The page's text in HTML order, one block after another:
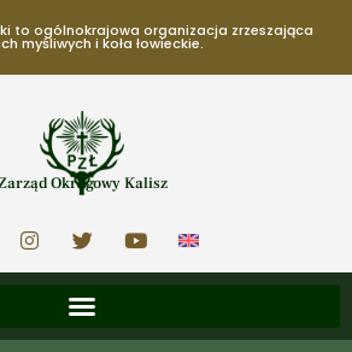
to ogólnokrajowa organizacja zrzeszająca
myśliwych i koła łowieckie.
Okręgowy Kalisz